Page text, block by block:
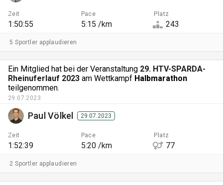
Zeit
1:50:55
Pace
5:15 /km
Platz
243
5 Sportler applaudieren
Ein Mitglied hat bei der Veranstaltung 29. HTV-SPARDA-
Rheinuferlauf 2023 am Wettkampf Halbmarathon
teilgenommen.
29.07.2023
Paul Völkel 29.07.2023
Zeit
1:52:39
Pace
5:20 /km
Platz
77
2 Sportler applaudieren